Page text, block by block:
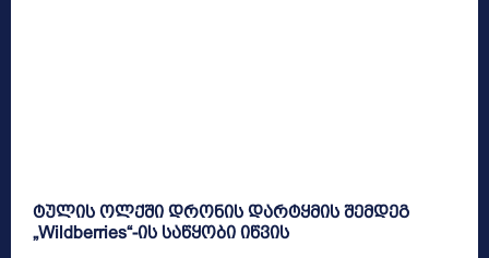
ტულის ოლქში დრონის დარტყმის შემდეგ
„Wildberries“-ის საწყობი იწვის